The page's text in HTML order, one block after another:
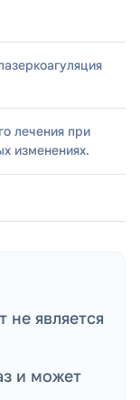
лечения при
изменениях.
является
и может